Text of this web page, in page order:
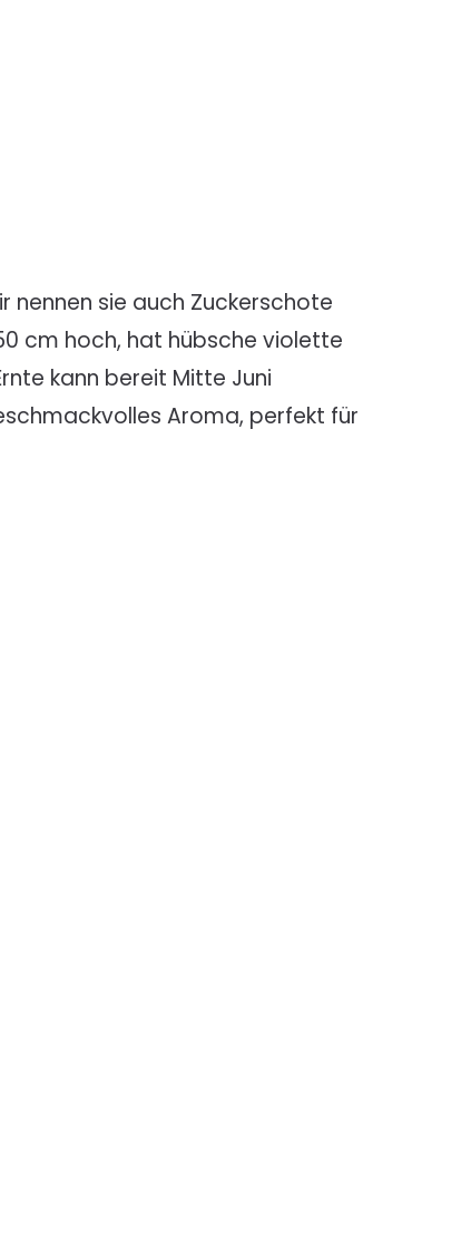
nennen sie auch Zuckerschote
cm hoch, hat hübsche violette
kann bereit Mitte Juni
Aroma, perfekt für